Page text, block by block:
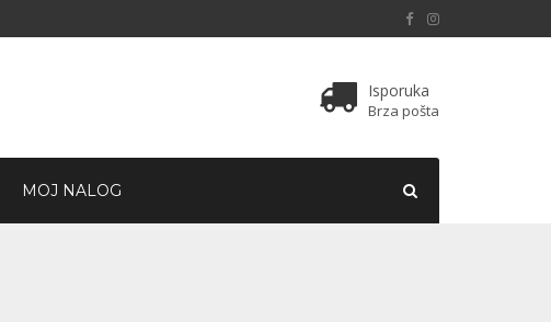
Isporuka
Brza pošta
MOJ NALOG